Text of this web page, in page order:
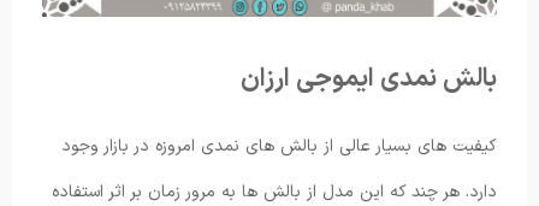
بالش نمدی ایموجی ارزان
کیفیت های بسیار عالی از بالش های نمدی امروزه در بازار وجود
دارد. هر چند که این مدل از بالش ها به مرور زمان بر اثر استفاده